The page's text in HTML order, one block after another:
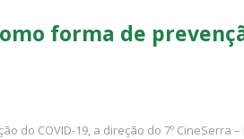
forma de
do COVID-19, a direção do 7º CineSerra –